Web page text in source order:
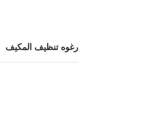
رغوه تنظيف المكيف